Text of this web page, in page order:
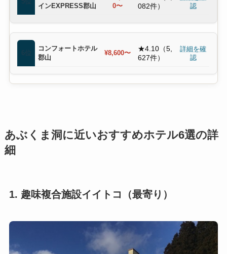
インEXPRESS郡山
0〜
082件）
認
6位
コンフォートホテル
郡山
¥8,600〜
★4.10（5,
627件）
詳細を確
認
あぶくま洞に近いおすすめホテル6選の詳
細
1. 趣味複合施設イイトコ（最寄り）